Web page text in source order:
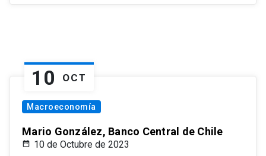
10 OCT
Macroeconomía
Mario González, Banco Central de Chile
10 de Octubre de 2023